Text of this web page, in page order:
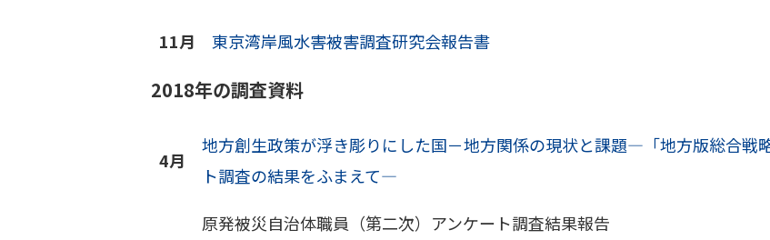
11月 東京湾岸風水害被害調査研究会報告書
2018年の調査資料
4月
地方創生政策が浮き彫りにした国－地方関係の現状と課題―「地方版総合戦
ト調査の結果をふまえて―
原発被災自治体職員（第二次）アンケート調査結果報告